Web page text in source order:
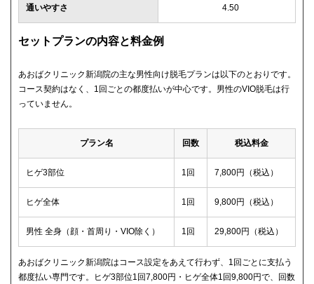
通いやすさ 4.50
セットプランの内容と料金例
あおばクリニック新潟院の主な男性向け脱毛プランは以下のとおりです。
コース契約はなく、1回ごとの都度払いが中心です。男性のVIO脱毛は行
っていません。
プラン名 回数 税込料金
ヒゲ3部位 1回 7,800円（税込）
ヒゲ全体 1回 9,800円（税込）
男性 全身（顔・首周り・VIO除く） 1回 29,800円（税込）
あおばクリニック新潟院はコース設定をあえて行わず、1回ごとに支払う
都度払い専門です。ヒゲ3部位1回7,800円・ヒゲ全体1回9,800円で、回数